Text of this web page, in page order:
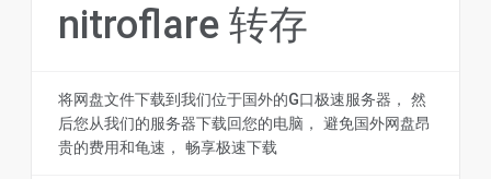
nitroflare 转存
将网盘文件下载到我们位于国外的G口极速服务器， 然
后您从我们的服务器下载回您的电脑， 避免国外网盘昂
贵的费用和龟速， 畅享极速下载